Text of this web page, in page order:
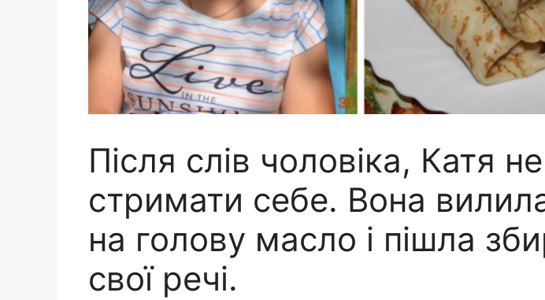
Після слів чоловіка, Катя
стримати себе. Вона
на голову масло і пішла
свої речі.